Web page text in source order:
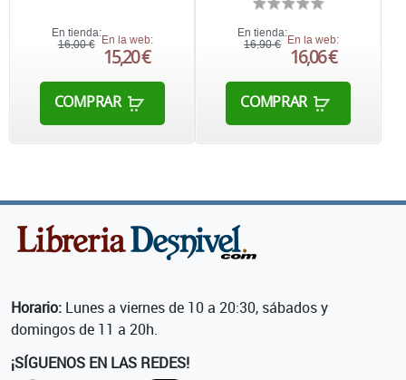
En tienda:
16,00 € En la web:
15,20 €
COMPRAR
En tienda:
16,90 € En la web:
16,06 €
COMPRAR
Horario: Lunes a viernes de 10 a 20:30, sábados y
domingos de 11 a 20h.
¡SÍGUENOS EN LAS REDES!